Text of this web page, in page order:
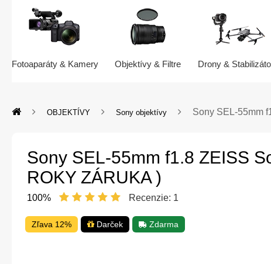
Fotoaparáty & Kamery Objektívy & Filtre Drony &
OBJEKTÍVY Sony objektívy Sony SEL-55mm
Sony SEL-55mm f1.8 ZEISS
ROKY ZÁRUKA )
100% Recenzie: 1
Zľava 12% Darček Zdarma